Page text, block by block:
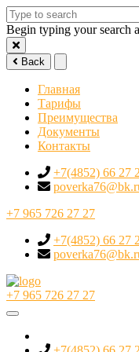
Begin typing your search
Back
Главная
Тарифы
Преимущества
Документы
Контакты
+7(4852) 66 27
+7 965 726 27 27
+7(4852) 66 27
+7 965 726 27 27